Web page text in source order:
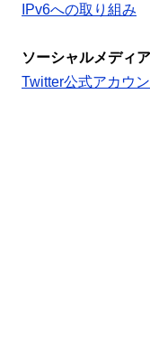
IPv6への取り組み
ソーシャルメディア
Twitter公式アカウン